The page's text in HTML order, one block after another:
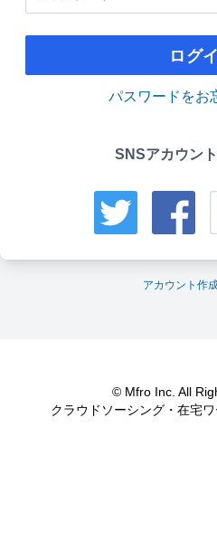
ログ
パスワードをお
SNSアカウン
アカウント作
© Mfro Inc. All
クラウドソーシング・在宅